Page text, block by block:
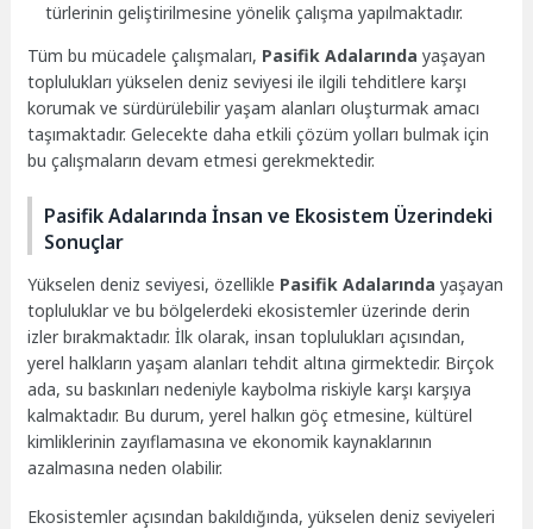
türlerinin geliştirilmesine yönelik çalışma yapılmaktadır.
Tüm bu mücadele çalışmaları, Pasifik Adalarında yaşayan
toplulukları yükselen deniz seviyesi ile ilgili tehditlere karşı
korumak ve sürdürülebilir yaşam alanları oluşturmak amacı
taşımaktadır. Gelecekte daha etkili çözüm yolları bulmak için
bu çalışmaların devam etmesi gerekmektedir.
Pasifik Adalarında İnsan ve Ekosistem Üzerindeki
Sonuçlar
Yükselen deniz seviyesi, özellikle Pasifik Adalarında yaşayan
topluluklar ve bu bölgelerdeki ekosistemler üzerinde derin
izler bırakmaktadır. İlk olarak, insan toplulukları açısından,
yerel halkların yaşam alanları tehdit altına girmektedir. Birçok
ada, su baskınları nedeniyle kaybolma riskiyle karşı karşıya
kalmaktadır. Bu durum, yerel halkın göç etmesine, kültürel
kimliklerinin zayıflamasına ve ekonomik kaynaklarının
azalmasına neden olabilir.
Ekosistemler açısından bakıldığında, yükselen deniz seviyeleri